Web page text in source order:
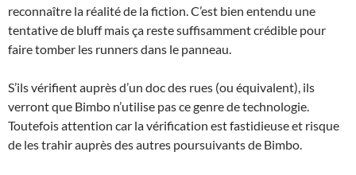
reconnaître la réalité de la fiction. C’est bien entendu une
tentative de bluff mais ça reste suffisamment crédible pour
faire tomber les runners dans le panneau.
S’ils vérifient auprès d’un doc des rues (ou équivalent), ils
verront que Bimbo n’utilise pas ce genre de technologie.
Toutefois attention car la vérification est fastidieuse et risque
de les trahir auprès des autres poursuivants de Bimbo.